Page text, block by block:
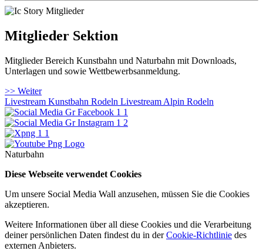
Mitglieder Sektion
Mitglieder Bereich Kunstbahn und Naturbahn mit Downloads,
Unterlagen und sowie Wettbewerbsanmeldung.
>> Weiter
Livestream Kunstbahn Rodeln Livestream Alpin Rodeln
Naturbahn
Diese Webseite verwendet Cookies
Um unsere Social Media Wall anzusehen, müssen Sie die Cookies
akzeptieren.
Weitere Informationen über all diese Cookies und die Verarbeitung
deiner persönlichen Daten findest du in derCookie-Richtlinie des
externen Anbieters.